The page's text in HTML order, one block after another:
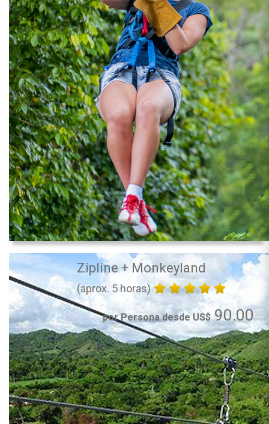
Zipline + Monkeyland
(aprox. 5 horas)
por Persona desde US$90.00